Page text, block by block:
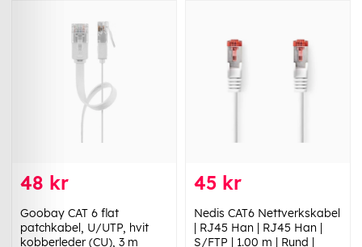
48 kr
Goobay CAT 6 flat
patchkabel, U/UTP, hvit
kobberleder (CU), 3 m
45 kr
Nedis CAT6 Nettverkskabel
| RJ45 Han | RJ45 Han |
S/FTP | 1.00 m | Rund |